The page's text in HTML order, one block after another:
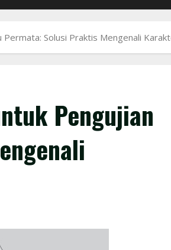
Solusi Praktis Mengenali
Pengujian